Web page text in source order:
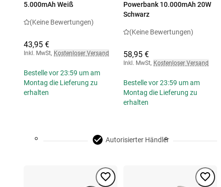
5.000mAh Weiß
(Keine Bewertungen)
43,95 €
Inkl. MwSt, Kostenloser Versand
Bestelle vor 23:59 um am
Montag die Lieferung zu
erhalten
Powerbank 10.000mAh 20W
Schwarz
(Keine Bewertungen)
58,95 €
Inkl. MwSt, Kostenloser Versand
Bestelle vor 23:59 um am
Montag die Lieferung zu
erhalten
Autorisierter Händler